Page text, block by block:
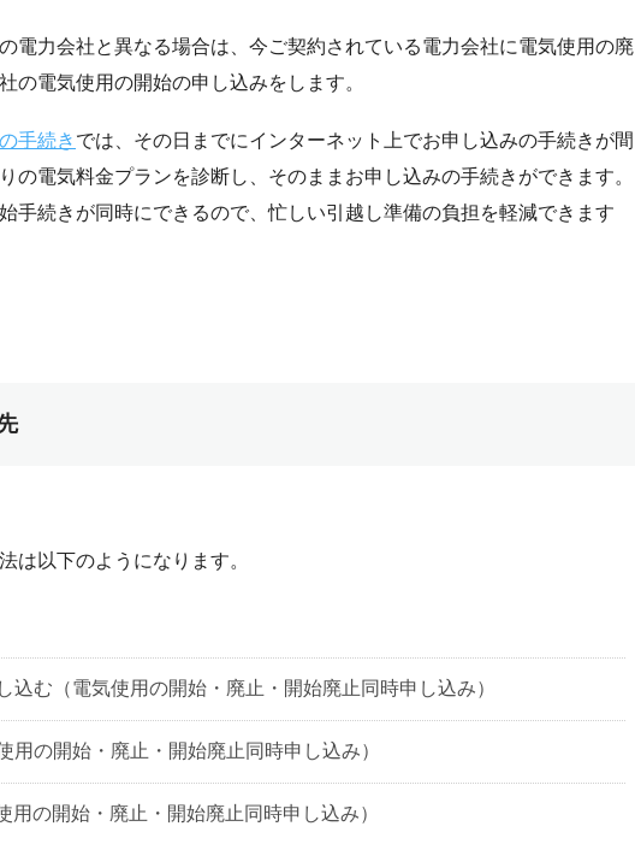
電力会社と異なる場合は、今ご契約されている電力会社に電気使用の廃
の電気使用の開始の申し込みをします。
手続き では、その日までにインターネット上でお申し込みの手続きが間
の電気料金プランを診断し、そのままお申し込みの手続きができます。
手続きが同時にできるので、忙しい引越し準備の負担を軽減できます
は以下のようになります。
込む（電気使用の開始・廃止・開始廃止同時申し込み）
用の開始・廃止・開始廃止同時申し込み）
用の開始・廃止・開始廃止同時申し込み）